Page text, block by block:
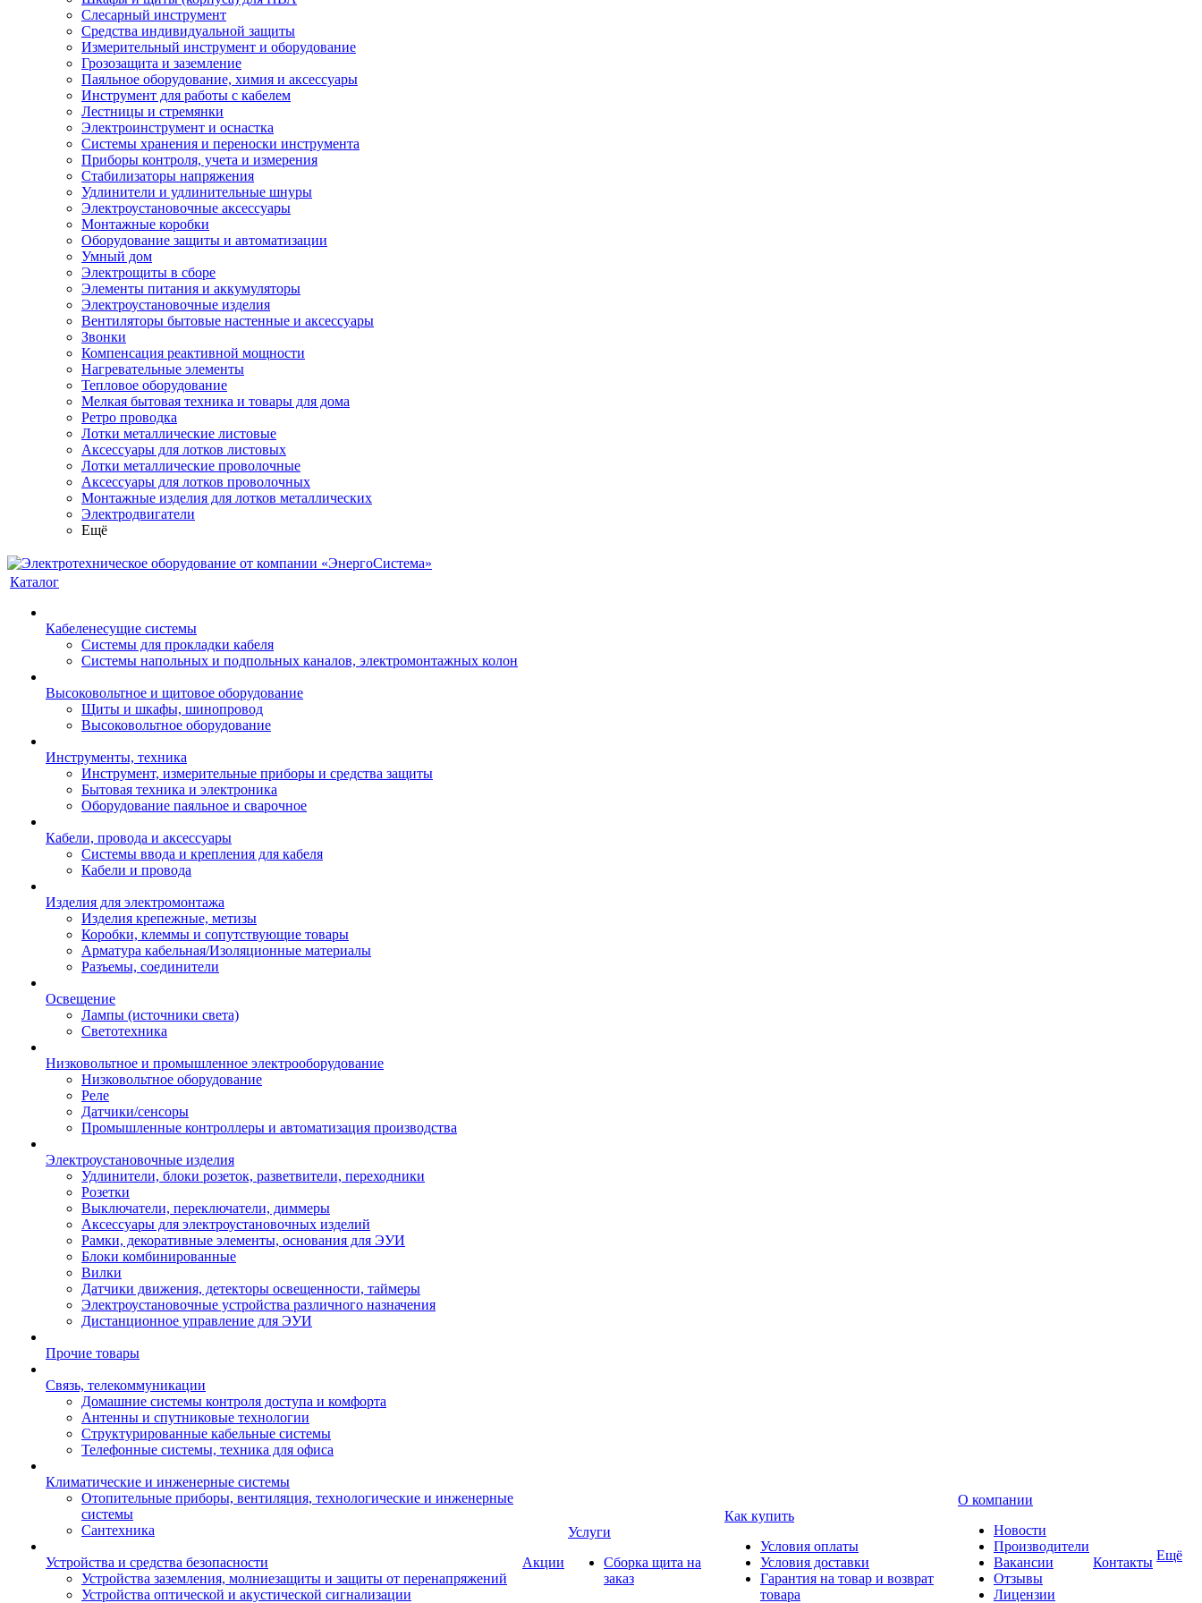
Слесарный инструмент
Средства индивидуальной защиты
Измерительный инструмент и оборудование
Грозозащита и заземление
Паяльное оборудование, химия и аксессуары
Инструмент для работы с кабелем
Лестницы и стремянки
Электроинструмент и оснастка
Системы хранения и переноски инструмента
Приборы контроля, учета и измерения
Стабилизаторы напряжения
Удлинители и удлинительные шнуры
Электроустановочные аксессуары
Монтажные коробки
Оборудование защиты и автоматизации
Умный дом
Электрощиты в сборе
Элементы питания и аккумуляторы
Электроустановочные изделия
Вентиляторы бытовые настенные и аксессуары
Звонки
Компенсация реактивной мощности
Нагревательные элементы
Тепловое оборудование
Мелкая бытовая техника и товары для дома
Ретро проводка
Лотки металлические листовые
Аксессуары для лотков листовых
Лотки металлические проволочные
Аксессуары для лотков проволочных
Монтажные изделия для лотков металлических
Электродвигатели
Ещё
Каталог
Кабеленесущие системы
Системы для прокладки кабеля
Системы напольных и подпольных каналов, электромонтажных колон
Высоковольтное и щитовое оборудование
Щиты и шкафы, шинопровод
Высоковольтное оборудование
Инструменты, техника
Инструмент, измерительные приборы и средства защиты
Бытовая техника и электроника
Оборудование паяльное и сварочное
Кабели, провода и аксессуары
Системы ввода и крепления для кабеля
Кабели и провода
Изделия для электромонтажа
Изделия крепежные, метизы
Коробки, клеммы и сопутствующие товары
Арматура кабельная/Изоляционные материалы
Разъемы, соединители
Освещение
Лампы (источники света)
Светотехника
Низковольтное и промышленное электрооборудование
Низковольтное оборудование
Реле
Датчики/сенсоры
Промышленные контроллеры и автоматизация производства
Электроустановочные изделия
Удлинители, блоки розеток, разветвители, переходники
Розетки
Выключатели, переключатели, диммеры
Аксессуары для электроустановочных изделий
Рамки, декоративные элементы, основания для ЭУИ
Блоки комбинированные
Вилки
Датчики движения, детекторы освещенности, таймеры
Электроустановочные устройства различного назначения
Дистанционное управление для ЭУИ
Прочие товары
Связь, телекоммуникации
Домашние системы контроля доступа и комфорта
Антенны и спутниковые технологии
Структурированные кабельные системы
Телефонные системы, техника для офиса
Климатические и инженерные системы
Отопительные приборы, вентиляция, технологические и инженерные
системы
Сантехника
Устройства и средства безопасности
Устройства заземления, молниезащиты и защиты от перенапряжений
Устройства оптической и акустической сигнализации
Акции
Услуги
Сборка щита на
заказ
Как купить
Условия оплаты
Условия доставки
Гарантия на товар и возврат
товара
О компании
Новости
Производители
Вакансии
Отзывы
Лицензии
Контакты Ещё